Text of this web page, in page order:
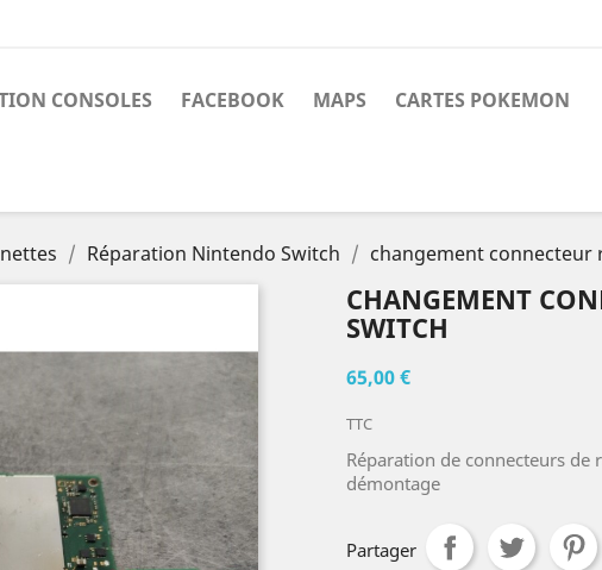
CONSOLES FACEBOOK MAPS CARTES POKEMON
Réparation Nintendo Switch changement connecteur
CHANGEMENT
SWITCH
65,00 €
TTC
Réparation de connecteurs
démontage
Partager